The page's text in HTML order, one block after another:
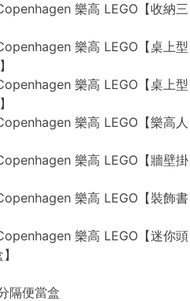
樂高 LEGO【收納三
樂高 LEGO【桌上型
樂高 LEGO【桌上型
樂高 LEGO【樂高人
樂高 LEGO【牆壁掛
樂高 LEGO【裝飾書
樂高 LEGO【迷你頭
隔便當盒